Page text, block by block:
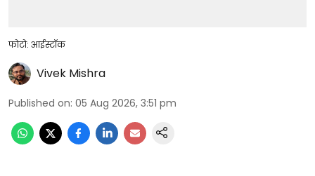
फोटो: आईस्टॉक
Vivek Mishra
Published on: 05 Aug 2026, 3:51 pm